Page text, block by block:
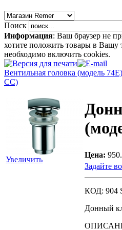
Поиск
Информация: Ваш браузер не
хотите положить товары в Вашу
необходимо включить cookies.
Вентильная головка (модель 74E)
СС)
Увеличить
Цена:
Задайте
КОД: 904
Донный